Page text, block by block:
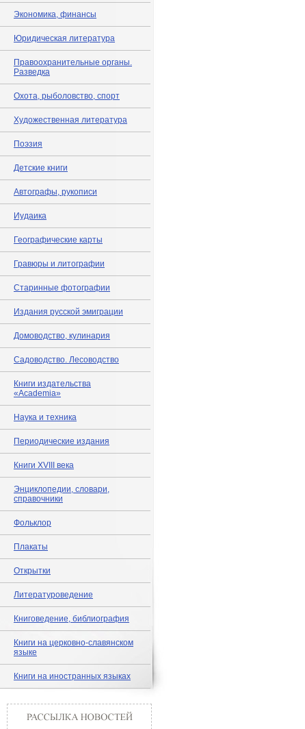
Экономика, финансы
Юридическая литература
Правоохранительные органы.
Разведка
Охота, рыболовство, спорт
Художественная литература
Поэзия
Детские книги
Автографы, рукописи
Иудаика
Географические карты
Гравюры и литографии
Старинные фотографии
Издания русской эмиграции
Домоводство, кулинария
Садоводство. Лесоводство
Книги издательства
«Academia»
Наука и техника
Периодические издания
Книги XVIII века
Энциклопедии, словари,
справочники
Фольклор
Плакаты
Открытки
Литературоведение
Книговедение, библиография
Книги на церковно-славянском
языке
Книги на иностранных языках